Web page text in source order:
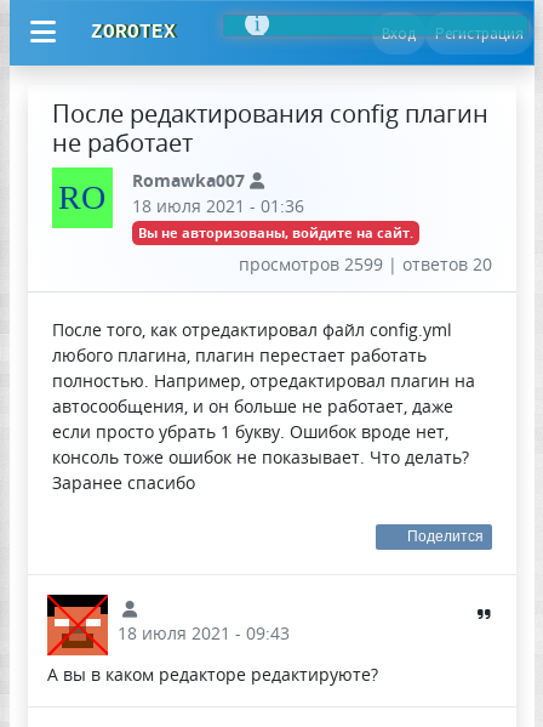
ZOROTEX Вход Регистрация
После редактирования config плагин
не работает
RO
Romawka007
18 июля 2021 - 01:36
Вы не авторизованы, войдите на сайт.
просмотров 2599 | ответов 20
После того, как отредактировал файл config.yml
любого плагина, плагин перестает работать
полностью. Например, отредактировал плагин на
автосообщения, и он больше не работает, даже
если просто убрать 1 букву. Ошибок вроде нет,
консоль тоже ошибок не показывает. Что делать?
Заранее спасибо
Поделится
18 июля 2021 - 09:43
А вы в каком редакторе редактируюте?